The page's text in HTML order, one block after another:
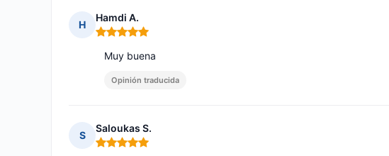
H
Hamdi A.
Nota: 5 de 5
Muy buena
Opinión traducida
S
Saloukas S.
Nota: 5 de 5